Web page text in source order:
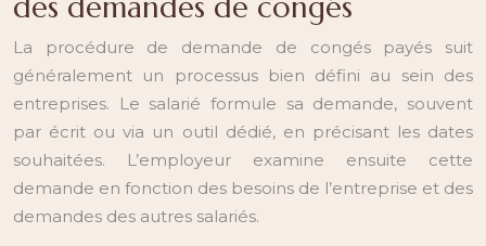
des demandes de congés
La procédure de demande de congés payés suit
généralement un processus bien défini au sein des
entreprises. Le salarié formule sa demande, souvent
par écrit ou via un outil dédié, en précisant les dates
souhaitées. L’employeur examine ensuite cette
demande en fonction des besoins de l’entreprise et des
demandes des autres salariés.